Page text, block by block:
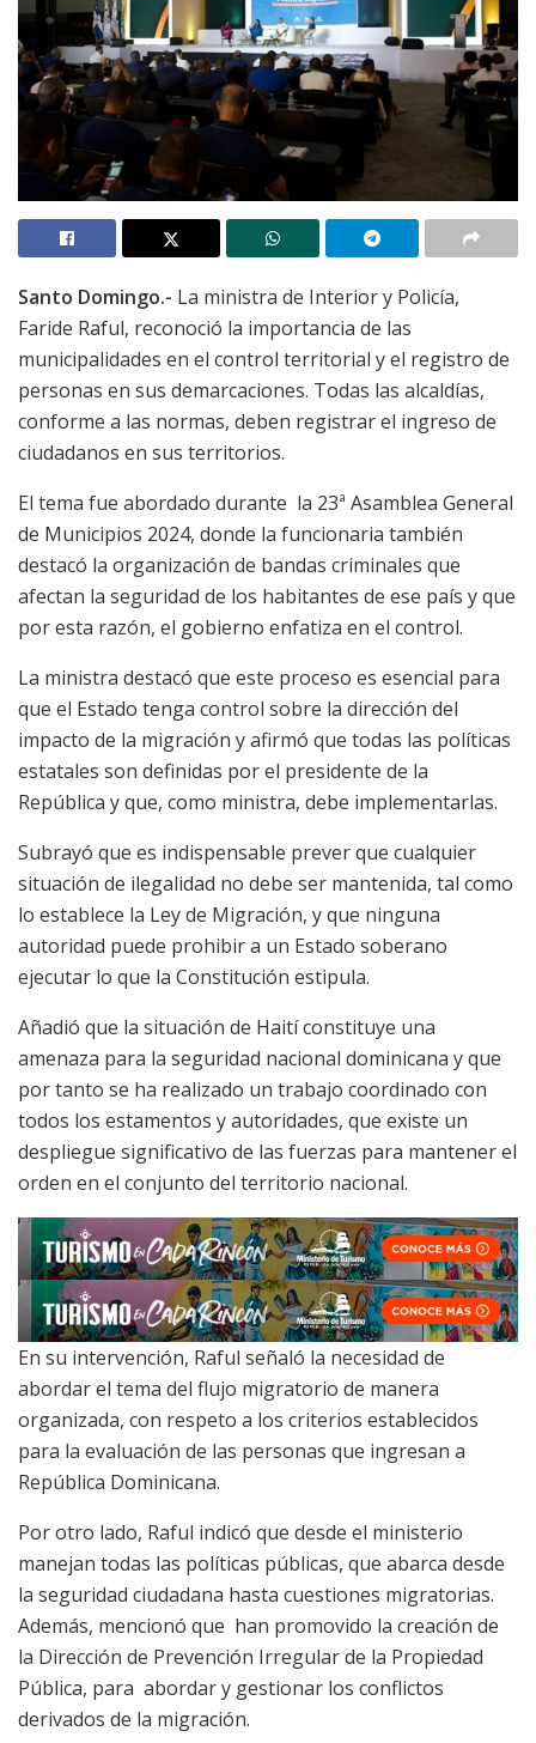
Santo Domingo.- La ministra de Interior y Policía,
Faride Raful, reconoció la importancia de las
municipalidades en el control territorial y el registro de
personas en sus demarcaciones. Todas las alcaldías,
conforme a las normas, deben registrar el ingreso de
ciudadanos en sus territorios.
El tema fue abordado durante la 23ª Asamblea General
de Municipios 2024, donde la funcionaria también
destacó la organización de bandas criminales que
afectan la seguridad de los habitantes de ese país y que
por esta razón, el gobierno enfatiza en el control.
La ministra destacó que este proceso es esencial para
que el Estado tenga control sobre la dirección del
impacto de la migración y afirmó que todas las políticas
estatales son definidas por el presidente de la
República y que, como ministra, debe implementarlas.
Subrayó que es indispensable prever que cualquier
situación de ilegalidad no debe ser mantenida, tal como
lo establece la Ley de Migración, y que ninguna
autoridad puede prohibir a un Estado soberano
ejecutar lo que la Constitución estipula.
Añadió que la situación de Haití constituye una
amenaza para la seguridad nacional dominicana y que
por tanto se ha realizado un trabajo coordinado con
todos los estamentos y autoridades, que existe un
despliegue significativo de las fuerzas para mantener el
orden en el conjunto del territorio nacional.
En su intervención, Raful señaló la necesidad de
abordar el tema del flujo migratorio de manera
organizada, con respeto a los criterios establecidos
para la evaluación de las personas que ingresan a
República Dominicana.
Por otro lado, Raful indicó que desde el ministerio
manejan todas las políticas públicas, que abarca desde
la seguridad ciudadana hasta cuestiones migratorias.
Además, mencionó que han promovido la creación de
la Dirección de Prevención Irregular de la Propiedad
Pública, para abordar y gestionar los conflictos
derivados de la migración.